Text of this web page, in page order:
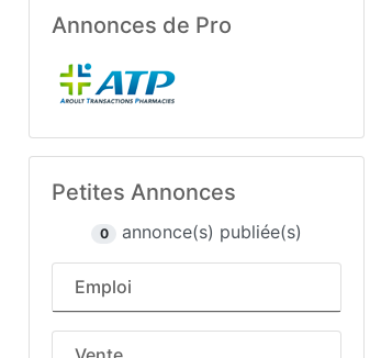
Annonces de Pro
Petites Annonces
0 annonce(s) publiée(s)
Emploi